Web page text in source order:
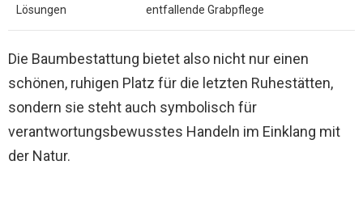
Lösungen
entfallende Grabpflege
Die Baumbestattung bietet also nicht nur einen
schönen, ruhigen Platz für die letzten Ruhestätten,
sondern sie steht auch symbolisch für
verantwortungsbewusstes Handeln im Einklang mit
der Natur.